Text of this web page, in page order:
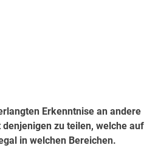
Erkenntnise an andere
zu teilen, welche auf
in welchen Bereichen.